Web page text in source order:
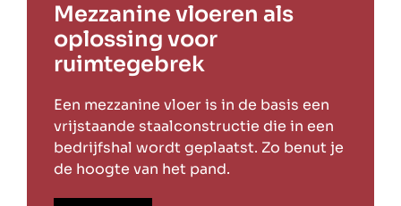
Mezzanine vloeren als
oplossing voor
ruimtegebrek
Een mezzanine vloer is in de basis een
vrijstaande staalconstructie die in een
bedrijfshal wordt geplaatst. Zo benut je
de hoogte van het pand.